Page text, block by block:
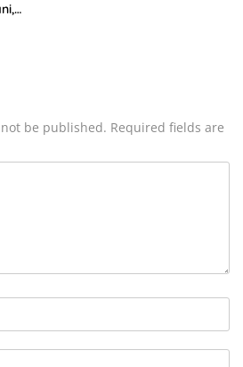
be published. Required fields are